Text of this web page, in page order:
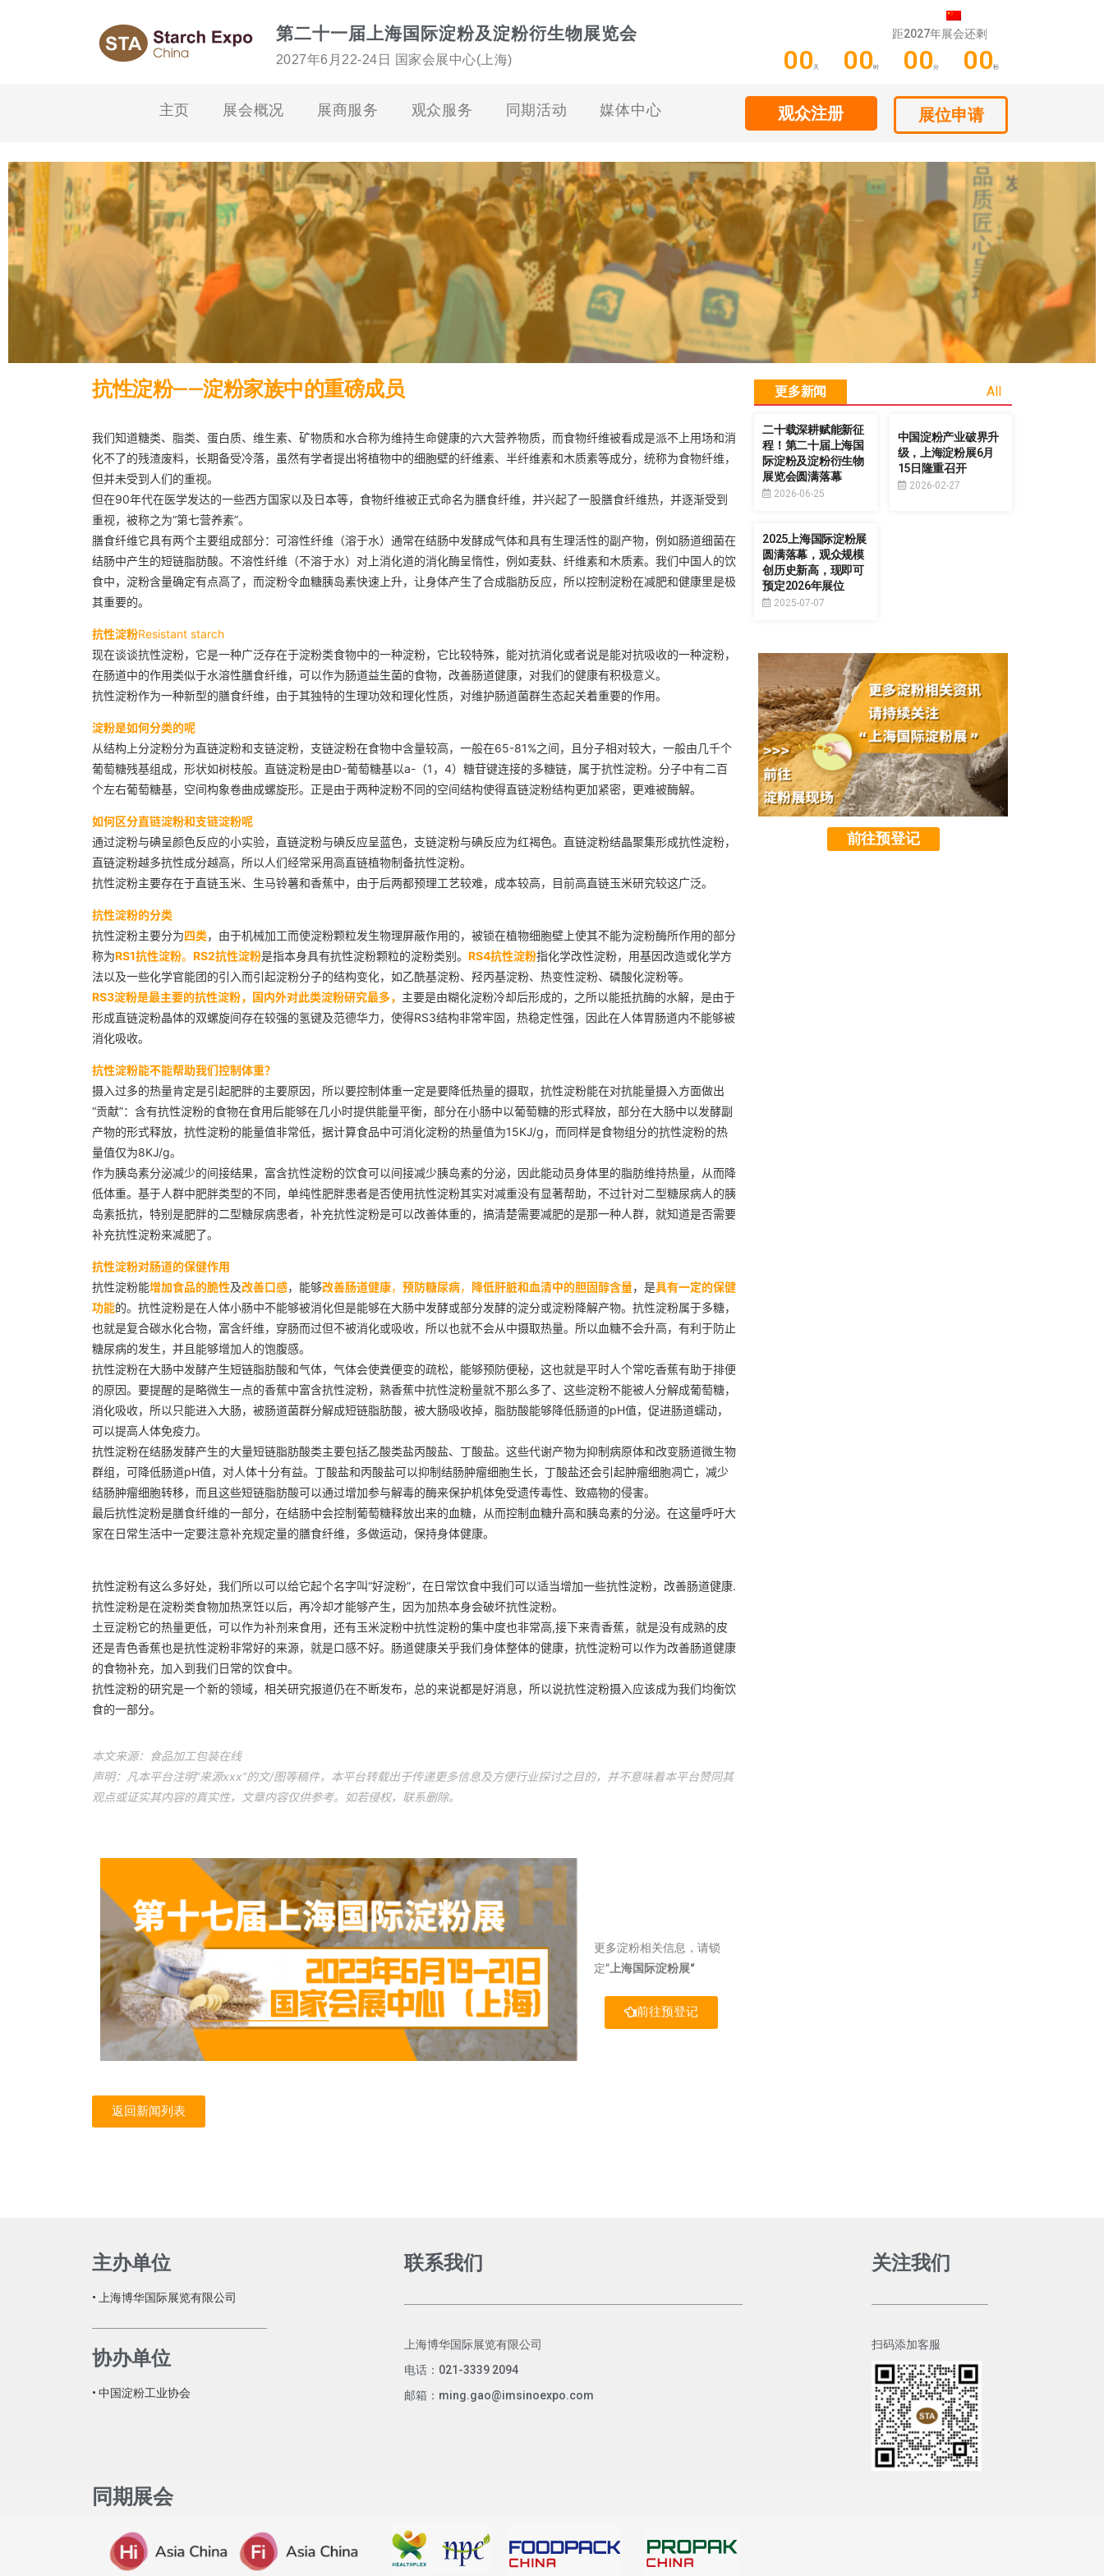
第二十一届上海国际淀粉及淀粉衍生物展览会
2027年6月22-24日 国家会展中心(上海)
距2027年展会还剩
00天 00时 00分 00秒
主页 展会概况 展商服务 观众服务 同期活动 媒体中心 观众注册 展位申请
抗性淀粉——淀粉家族中的重磅成员
我们知道糖类、脂类、蛋白质、维生素、矿物质和水合称为维持生命健康的六大营养物质，而食物纤维被看成是派不上用场和消
化不了的残渣废料，长期备受冷落，虽然有学者提出将植物中的细胞壁的纤维素、半纤维素和木质素等成分，统称为食物纤维，
但并未受到人们的重视。
但在90年代在医学发达的一些西方国家以及日本等，食物纤维被正式命名为膳食纤维，并兴起了一股膳食纤维热，并逐渐受到
重视，被称之为“第七营养素”。
膳食纤维它具有两个主要组成部分：可溶性纤维（溶于水）通常在结肠中发酵成气体和具有生理活性的副产物，例如肠道细菌在
结肠中产生的短链脂肪酸。不溶性纤维（不溶于水）对上消化道的消化酶呈惰性，例如麦麸、纤维素和木质素。我们中国人的饮
食中，淀粉含量确定有点高了，而淀粉令血糖胰岛素快速上升，让身体产生了合成脂肪反应，所以控制淀粉在减肥和健康里是极
其重要的。
抗性淀粉Resistant starch
现在谈谈抗性淀粉，它是一种广泛存在于淀粉类食物中的一种淀粉，它比较特殊，能对抗消化或者说是能对抗吸收的一种淀粉，
在肠道中的作用类似于水溶性膳食纤维，可以作为肠道益生菌的食物，改善肠道健康，对我们的健康有积极意义。
抗性淀粉作为一种新型的膳食纤维，由于其独特的生理功效和理化性质，对维护肠道菌群生态起关着重要的作用。
淀粉是如何分类的呢
从结构上分淀粉分为直链淀粉和支链淀粉，支链淀粉在食物中含量较高，一般在65-81%之间，且分子相对较大，一般由几千个
葡萄糖残基组成，形状如树枝般。直链淀粉是由D-葡萄糖基以a-（1，4）糖苷键连接的多糖链，属于抗性淀粉。分子中有二百
个左右葡萄糖基，空间构象卷曲成螺旋形。正是由于两种淀粉不同的空间结构使得直链淀粉结构更加紧密，更难被酶解。
如何区分直链淀粉和支链淀粉呢
通过淀粉与碘呈颜色反应的小实验，直链淀粉与碘反应呈蓝色，支链淀粉与碘反应为红褐色。直链淀粉结晶聚集形成抗性淀粉，
直链淀粉越多抗性成分越高，所以人们经常采用高直链植物制备抗性淀粉。
抗性淀粉主要存在于直链玉米、生马铃薯和香蕉中，由于后两都预理工艺较难，成本较高，目前高直链玉米研究较这广泛。
抗性淀粉的分类
抗性淀粉主要分为四类，由于机械加工而使淀粉颗粒发生物理屏蔽作用的，被锁在植物细胞壁上使其不能为淀粉酶所作用的部分
称为RS1抗性淀粉。 RS2抗性淀粉是指本身具有抗性淀粉颗粒的淀粉类别。 RS4抗性淀粉指化学改性淀粉，用基因改造或化学方
法以及一些化学官能团的引入而引起淀粉分子的结构变化，如乙酰基淀粉、羟丙基淀粉、热变性淀粉、磷酸化淀粉等。
RS3淀粉是最主要的抗性淀粉，国内外对此类淀粉研究最多， 主要是由糊化淀粉冷却后形成的，之所以能抵抗酶的水解，是由于
形成直链淀粉晶体的双螺旋间存在较强的氢键及范德华力，使得RS3结构非常牢固，热稳定性强，因此在人体胃肠道内不能够被
消化吸收。
抗性淀粉能不能帮助我们控制体重？
摄入过多的热量肯定是引起肥胖的主要原因，所以要控制体重一定是要降低热量的摄取，抗性淀粉能在对抗能量摄入方面做出
“贡献”：含有抗性淀粉的食物在食用后能够在几小时提供能量平衡，部分在小肠中以葡萄糖的形式释放，部分在大肠中以发酵副
产物的形式释放，抗性淀粉的能量值非常低，据计算食品中可消化淀粉的热量值为15KJ/g，而同样是食物组分的抗性淀粉的热
量值仅为8KJ/g。
作为胰岛素分泌减少的间接结果，富含抗性淀粉的饮食可以间接减少胰岛素的分泌，因此能动员身体里的脂肪维持热量，从而降
低体重。基于人群中肥胖类型的不同，单纯性肥胖患者是否使用抗性淀粉其实对减重没有显著帮助，不过针对二型糖尿病人的胰
岛素抵抗，特别是肥胖的二型糖尿病患者，补充抗性淀粉是可以改善体重的，搞清楚需要减肥的是那一种人群，就知道是否需要
补充抗性淀粉来减肥了。
抗性淀粉对肠道的保健作用
抗性淀粉能增加食品的脆性及改善口感，能够改善肠道健康， 预防糖尿病， 降低肝脏和血清中的胆固醇含量，是具有一定的保健
功能的。抗性淀粉是在人体小肠中不能够被消化但是能够在大肠中发酵或部分发酵的淀分或淀粉降解产物。抗性淀粉属于多糖，
也就是复合碳水化合物，富含纤维，穿肠而过但不被消化或吸收，所以也就不会从中摄取热量。所以血糖不会升高，有利于防止
糖尿病的发生，并且能够增加人的饱腹感。
抗性淀粉在大肠中发酵产生短链脂肪酸和气体，气体会使粪便变的疏松，能够预防便秘，这也就是平时人个常吃香蕉有助于排便
的原因。要提醒的是略微生一点的香蕉中富含抗性淀粉，熟香蕉中抗性淀粉量就不那么多了、这些淀粉不能被人分解成葡萄糖，
消化吸收，所以只能进入大肠，被肠道菌群分解成短链脂肪酸，被大肠吸收掉，脂肪酸能够降低肠道的pH值，促进肠道蠕动，
可以提高人体免疫力。
抗性淀粉在结肠发酵产生的大量短链脂肪酸类主要包括乙酸类盐丙酸盐、丁酸盐。这些代谢产物为抑制病原体和改变肠道微生物
群组，可降低肠道pH值，对人体十分有益。丁酸盐和丙酸盐可以抑制结肠肿瘤细胞生长，丁酸盐还会引起肿瘤细胞凋亡，减少
结肠肿瘤细胞转移，而且这些短链脂肪酸可以通过增加参与解毒的酶来保护机体免受遗传毒性、致癌物的侵害。
最后抗性淀粉是膳食纤维的一部分，在结肠中会控制葡萄糖释放出来的血糖，从而控制血糖升高和胰岛素的分泌。在这量呼吁大
家在日常生活中一定要注意补充规定量的膳食纤维，多做运动，保持身体健康。
抗性淀粉有这么多好处，我们所以可以给它起个名字叫“好淀粉”，在日常饮食中我们可以适当增加一些抗性淀粉，改善肠道健康.
抗性淀粉是在淀粉类食物加热烹饪以后，再冷却才能够产生，因为加热本身会破坏抗性淀粉。
土豆淀粉它的热量更低，可以作为补剂来食用，还有玉米淀粉中抗性淀粉的集中度也非常高,接下来青香蕉，就是没有成熟的皮
还是青色香蕉也是抗性淀粉非常好的来源，就是口感不好。肠道健康关乎我们身体整体的健康，抗性淀粉可以作为改善肠道健康
的食物补充，加入到我们日常的饮食中。
抗性淀粉的研究是一个新的领域，相关研究报道仍在不断发布，总的来说都是好消息，所以说抗性淀粉摄入应该成为我们均衡饮
食的一部分。
本文来源：食品加工包装在线
声明：凡本平台注明“来源xxx”的文/图等稿件，本平台转载出于传递更多信息及方便行业探讨之目的，并不意味着本平台赞同其
观点或证实其内容的真实性，文章内容仅供参考。如若侵权，联系删除。
更多淀粉相关信息，请锁
定“上海国际淀粉展“
前往预登记
返回新闻列表
更多新闻 All
二十载深耕赋能新征
程！第二十届上海国
际淀粉及淀粉衍生物
展览会圆满落幕
2026-06-25
中国淀粉产业破界升
级，上海淀粉展6月
15日隆重召开
2026-02-27
2025上海国际淀粉展
圆满落幕，观众规模
创历史新高，现即可
预定2026年展位
2025-07-07
前往预登记
主办单位
• 上海博华国际展览有限公司
协办单位
• 中国淀粉工业协会
联系我们
上海博华国际展览有限公司
电话：021-3339 2094
邮箱：ming.gao@imsinoexpo.com
关注我们
扫码添加客服
同期展会